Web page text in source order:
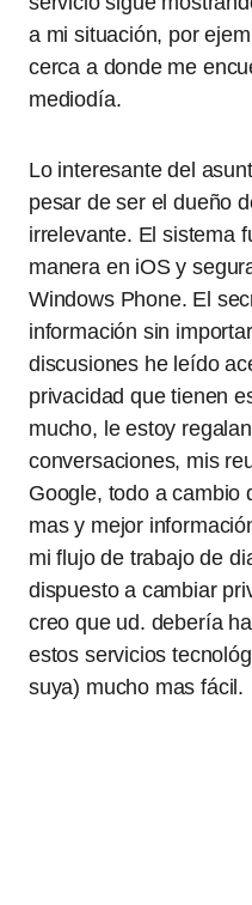
a mi situación, por
cerca a donde me
mediodía.
Lo interesante del
pesar de ser el dueño
irrelevante. El sistema
manera en iOS y
Windows Phone. El
información sin
discusiones he leído
privacidad que tienen
mucho, le estoy
conversaciones, mis
Google, todo a cambio
mas y mejor
mi flujo de trabajo de
dispuesto a cambiar
creo que ud. debería
estos servicios
suya) mucho mas fácil.